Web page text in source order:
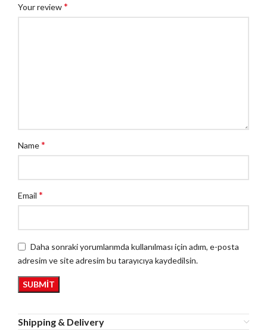
Your review*
Name*
Email *
Daha sonraki yorumlarımda kullanılması için adım, e-posta
adresim ve site adresim bu tarayıcıya kaydedilsin.
Shipping & Delivery